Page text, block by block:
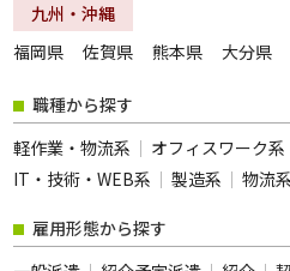
九州・沖縄
福岡県
佐賀県 熊本県 大分県
職種から探す
軽作業・物流系
オフィスワーク系
IT・技術・WEB系
製造系 物流系
雇用形態から探す